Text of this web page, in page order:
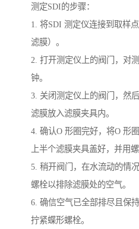
测定SDI的步骤：
1. 将SDI 测定仪连接到取样
滤膜）。
2. 打开测定仪上的阀门，对
钟。
3. 关闭测定仪上的阀门，然
滤膜放入滤膜夹具内。
4. 确认O 形圈完好，将O 形
上半个滤膜夹具盖好，并用螺
5. 稍开阀门，在水流动的情
螺栓以排除滤膜处的空气。
6. 确信空气已全部排尽且保
拧紧蝶形螺栓。